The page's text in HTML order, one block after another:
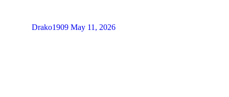
Drako1909 May 11, 2026